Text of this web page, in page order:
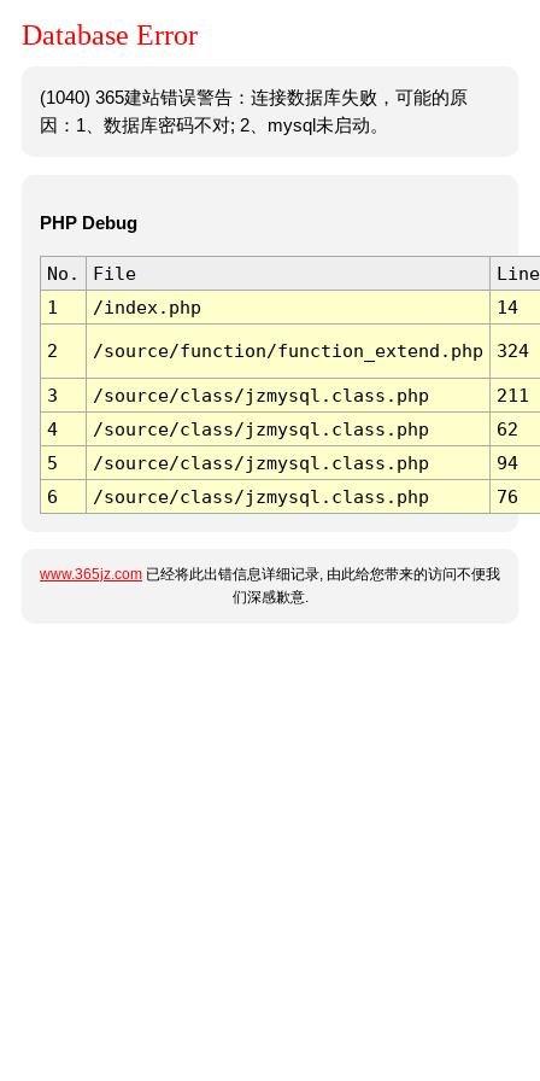
Database Error
(1040) 365建站错误警告：连接数据库失败，可能的原
因：1、数据库密码不对; 2、mysql未启动。
PHP Debug
No. File
Line
1
/index.php 14
2 /source/function/function_extend.php 324
3 /source/class/jzmysql.class.php
211
4
/source/class/jzmysql.class.php
62
5
/source/class/jzmysql.class.php
94
6
/source/class/jzmysql.class.php 76
www.365jz.com 已经将此出错信息详细记录, 由此给您带来的访问不便我
们深感歉意.